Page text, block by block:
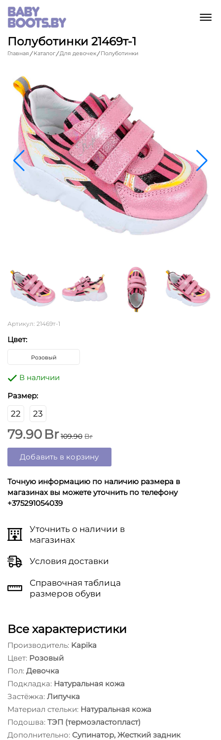
Полуботинки 21469т-1
Главная Каталог Для девочек Полуботинки
Артикул: 21469т-1
Цвет:
Розовый
В наличии
Размер:
22 23
79.90 Br 109.90 Br
Добавить в корзину
Точную информацию по наличию размера в
магазинах вы можете уточнить по телефону
+375291054039
Уточнить о наличии в
магазинах
Условия доставки
Справочная таблица
размеров обуви
Все характеристики
Производитель: Kapika
Цвет: Розовый
Пол: Девочка
Подкладка: Натуральная кожа
Застёжка: Липучка
Материал стельки: Натуральная кожа
Подошва: ТЭП (термоэластопласт)
Дополнительно: Супинатор, Жесткий задник